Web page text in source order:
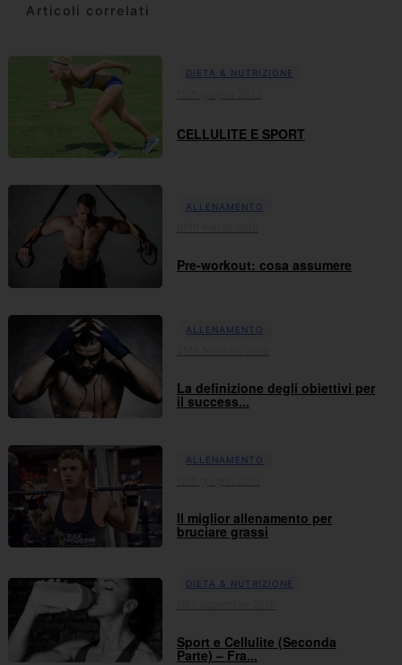
Articoli correlati
DIETA & NUTRIZIONE
CELLULITE E SPORT
ALLENAMENTO
Pre-workout: cosa assumere
ALLENAMENTO
La definizione degli obiettivi per
il success...
ALLENAMENTO
Il miglior allenamento per
bruciare grassi
DIETA & NUTRIZIONE
Sport e Cellulite (Seconda
Parte) – Fra...